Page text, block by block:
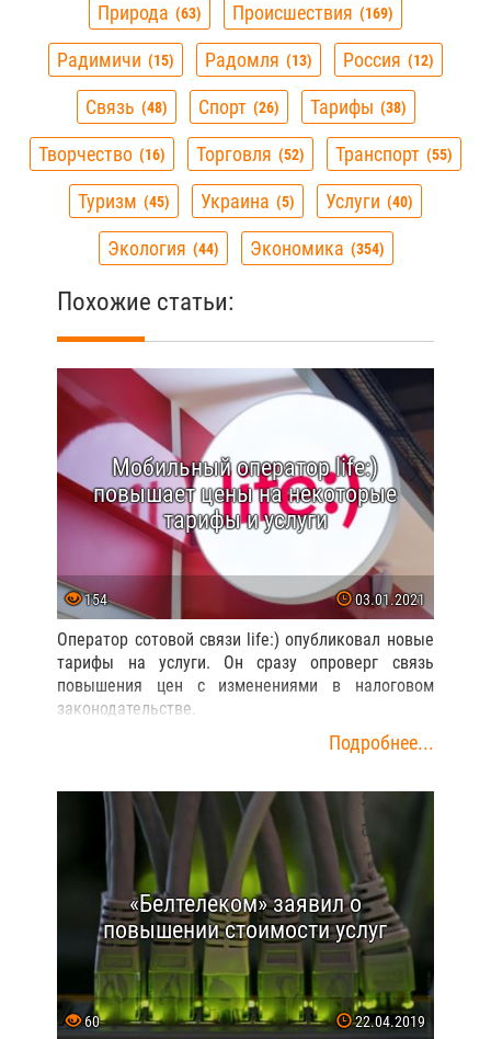
Природа 63 Происшествия 169
Радимичи 15 Радомля 13 Россия 12
Связь 48 Спорт 26 Тарифы 38
Творчество 16 Торговля 52 Транспорт 55
Туризм 45 Украина 5 Услуги 40
Экология 44 Экономика 354
Похожие статьи:
Мобильный оператор life:)
повышает цены на некоторые
тарифы и услуги
154 03.01.2021
Оператор сотовой связи life:) опубликовал новые
тарифы на услуги. Он сразу опроверг связь
повышения цен с изменениями в налоговом
законодательстве.
Подробнее...
«Белтелеком» заявил о
повышении стоимости услуг
60 22.04.2019